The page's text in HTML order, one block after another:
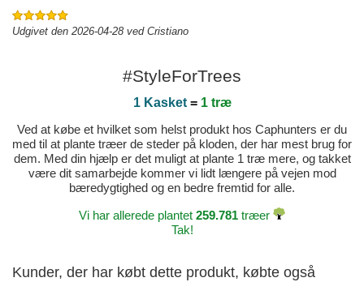
Udgivet den 2026-04-28 ved Cristiano
#StyleForTrees
1 Kasket= 1 træ
Ved at købe et hvilket som helst produkt hos Caphunters er du
med til at plante træer de steder på kloden, der har mest brug for
dem. Med din hjælp er det muligt at plante 1 træ mere, og takket
være dit samarbejde kommer vi lidt længere på vejen mod
bæredygtighed og en bedre fremtid for alle.
Vi har allerede plantet 259.781 træer
Tak!
Kunder, der har købt dette produkt, købte også